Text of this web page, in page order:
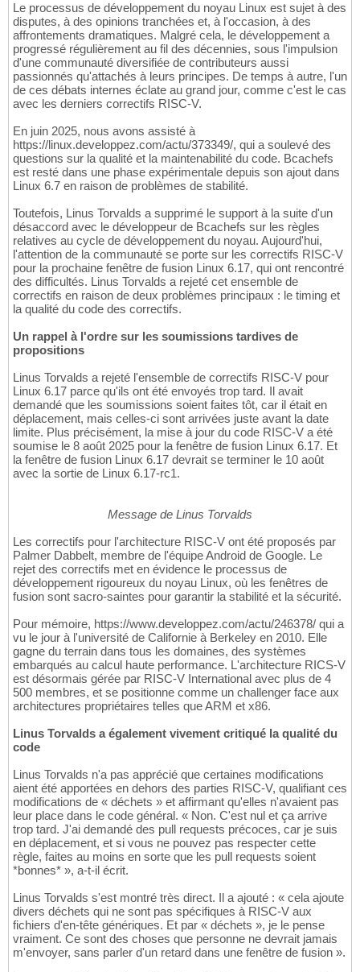
Le processus de développement du noyau Linux est sujet à des
disputes, à des opinions tranchées et, à l'occasion, à des
affrontements dramatiques. Malgré cela, le développement a
progressé régulièrement au fil des décennies, sous l'impulsion
d'une communauté diversifiée de contributeurs aussi
passionnés qu'attachés à leurs principes. De temps à autre, l'un
de ces débats internes éclate au grand jour, comme c'est le cas
avec les derniers correctifs RISC-V.
En juin 2025, nous avons assisté à
https://linux.developpez.com/actu/373349/, qui a soulevé des
questions sur la qualité et la maintenabilité du code. Bcachefs
est resté dans une phase expérimentale depuis son ajout dans
Linux 6.7 en raison de problèmes de stabilité.
Toutefois, Linus Torvalds a supprimé le support à la suite d'un
désaccord avec le développeur de Bcachefs sur les règles
relatives au cycle de développement du noyau. Aujourd'hui,
l'attention de la communauté se porte sur les correctifs RISC-V
pour la prochaine fenêtre de fusion Linux 6.17, qui ont rencontré
des difficultés. Linus Torvalds a rejeté cet ensemble de
correctifs en raison de deux problèmes principaux : le timing et
la qualité du code des correctifs.
Un rappel à l'ordre sur les soumissions tardives de
propositions
Linus Torvalds a rejeté l'ensemble de correctifs RISC-V pour
Linux 6.17 parce qu'ils ont été envoyés trop tard. Il avait
demandé que les soumissions soient faites tôt, car il était en
déplacement, mais celles-ci sont arrivées juste avant la date
limite. Plus précisément, la mise à jour du code RISC-V a été
soumise le 8 août 2025 pour la fenêtre de fusion Linux 6.17. Et
la fenêtre de fusion Linux 6.17 devrait se terminer le 10 août
avec la sortie de Linux 6.17-rc1.
Message de Linus Torvalds
Les correctifs pour l'architecture RISC-V ont été proposés par
Palmer Dabbelt, membre de l'équipe Android de Google. Le
rejet des correctifs met en évidence le processus de
développement rigoureux du noyau Linux, où les fenêtres de
fusion sont sacro-saintes pour garantir la stabilité et la sécurité.
Pour mémoire, https://www.developpez.com/actu/246378/ qui a
vu le jour à l'université de Californie à Berkeley en 2010. Elle
gagne du terrain dans tous les domaines, des systèmes
embarqués au calcul haute performance. L'architecture RICS-V
est désormais gérée par RISC-V International avec plus de 4
500 membres, et se positionne comme un challenger face aux
architectures propriétaires telles que ARM et x86.
Linus Torvalds a également vivement critiqué la qualité du
code
Linus Torvalds n'a pas apprécié que certaines modifications
aient été apportées en dehors des parties RISC-V, qualifiant ces
modifications de « déchets » et affirmant qu'elles n'avaient pas
leur place dans le code général. « Non. C'est nul et ça arrive
trop tard. J'ai demandé des pull requests précoces, car je suis
en déplacement, et si vous ne pouvez pas respecter cette
règle, faites au moins en sorte que les pull requests soient
*bonnes* », a-t-il écrit.
Linus Torvalds s'est montré très direct. Il a ajouté : « cela ajoute
divers déchets qui ne sont pas spécifiques à RISC-V aux
fichiers d'en-tête génériques. Et par « déchets », je le pense
vraiment. Ce sont des choses que personne ne devrait jamais
m'envoyer, sans parler d'un retard dans une fenêtre de fusion ».